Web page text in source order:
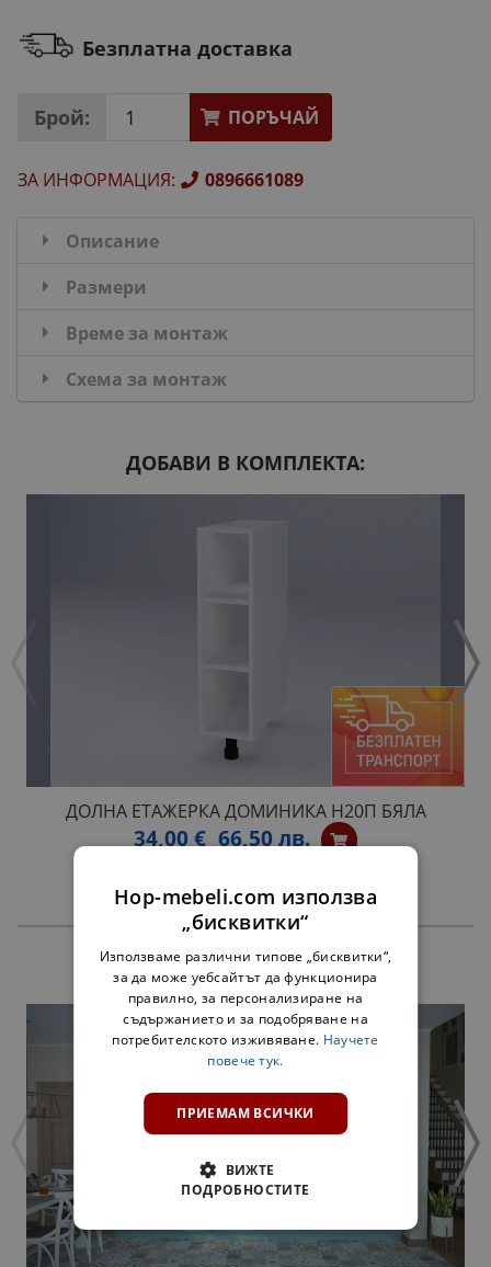
Безплатна доставка
Брой: ПОРЪЧАЙ
ЗА ИНФОРМАЦИЯ: 0896661089
Описание
Размери
Време за монтаж
Схема за монтаж
ДОБАВИ В КОМПЛЕКТА:
ДОЛНА ЕТАЖЕРКА ДОМИНИКА Н20П БЯЛА
34,00 € 66,50 лв.
ПРОДУКТИ
Hop-mebeli.com използва
„бисквитки“
Използваме различни типове „бисквитки“,
за да може уебсайтът да функционира
правилно, за персонализиране на
съдържанието и за подобряване на
потребителското изживяване. Научете
повече тук.
ПРИЕМАМ ВСИЧКИ
ВИЖТЕ
ПОДРОБНОСТИТЕ